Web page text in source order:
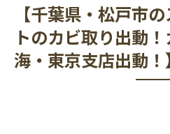
【千葉県・松戸市
トのカビ取り出動
海・東京支店出動！】